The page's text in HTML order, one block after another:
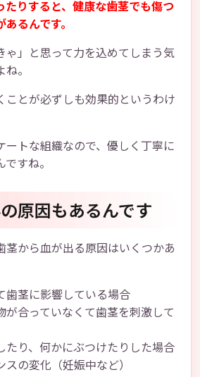
たりすると、健康な歯茎でも傷つ
るんです。
ゃ」と思って力を込めてしまう気
。
ことが必ずしも効果的というわけ
ートな組織なので、優しく丁寧に
すね。
原因もあるんです
茎から血が出る原因はいくつかあ
歯茎に影響している場合
が合っていなくて歯茎を刺激して
たり、何かにぶつけたりした場合
の変化（妊娠中など）